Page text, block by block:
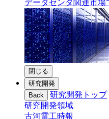
データセンタ関連市
閉じる
研究開発
Back
研究開発トップ
研究開発領域
古河電工時報